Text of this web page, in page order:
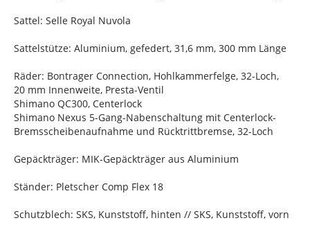
Sattel: Selle Royal Nuvola
Sattelstütze: Aluminium, gefedert, 31,6 mm, 300 mm Länge
Räder: Bontrager Connection, Hohlkammerfelge, 32-Loch,
20 mm Innenweite, Presta-Ventil
Shimano QC300, Centerlock
Shimano Nexus 5-Gang-Nabenschaltung mit Centerlock-
Bremsscheibenaufnahme und Rücktrittbremse, 32-Loch
Gepäckträger: MIK-Gepäckträger aus Aluminium
Ständer: Pletscher Comp Flex 18
Schutzblech: SKS, Kunststoff, hinten // SKS, Kunststoff, vorn